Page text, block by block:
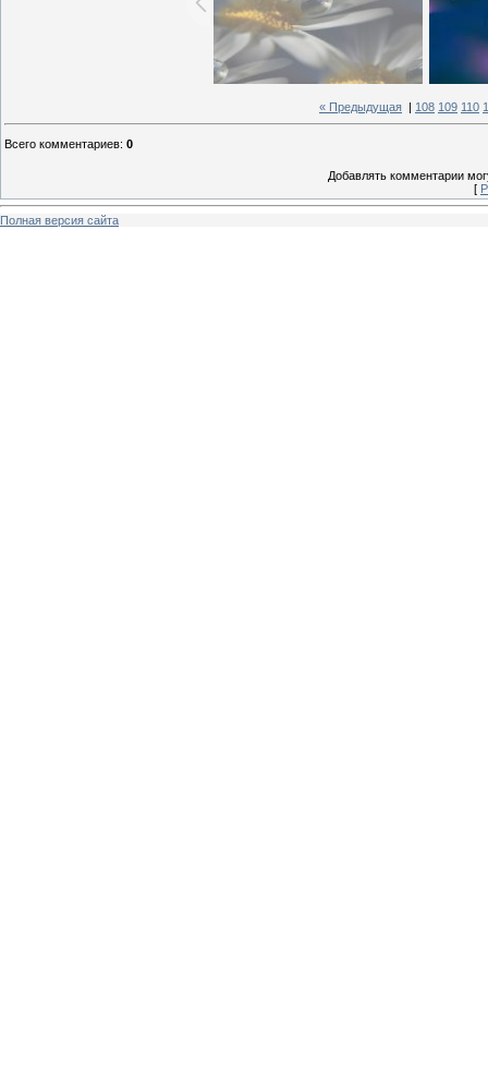
« Предыдущая 108 109 110
Всего комментариев: 0
Добавлять комментарии
[
Полная версия сайта